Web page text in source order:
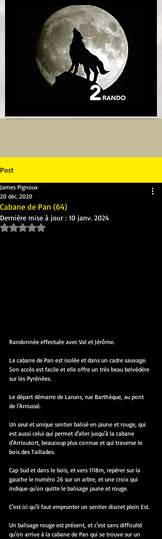
Post
Cabane de Pan (64)
James Pignoux
20 déc. 2020
Dernière mise à jour : 10 janv. 2024
Noté NaN étoiles sur 5.
Randonnée effectuée avec Val et Jérôme.
La cabane de Pan est isolée et dans un cadre sauvage.
Son accès est facile et elle offre un très beau belvédère
sur les Pyrénées.
Le départ démarre de Laruns, rue Barthèque, au pont
de l'Arriussé.
Un seul et unique sentier balisé en jaune et rouge, qui
est aussi celui qui permet d'aller jusqu'à la cabane
d'Arrioutort, beaucoup plus connue et qui traverse le
bois des Taillades.
Cap Sud et dans le bois, et vers 1118m, repérer sur la
gauche le numéro 26 sur un arbre, et une croix qui
indique qu'on quitte le balisage jaune et rouge.
C'est ici qu'il faut emprunter un sentier discret plein Est.
Un balisage rouge est présent, et c'est sans difficulté
qu'on arrive à la cabane de Pan qui se trouve sur un